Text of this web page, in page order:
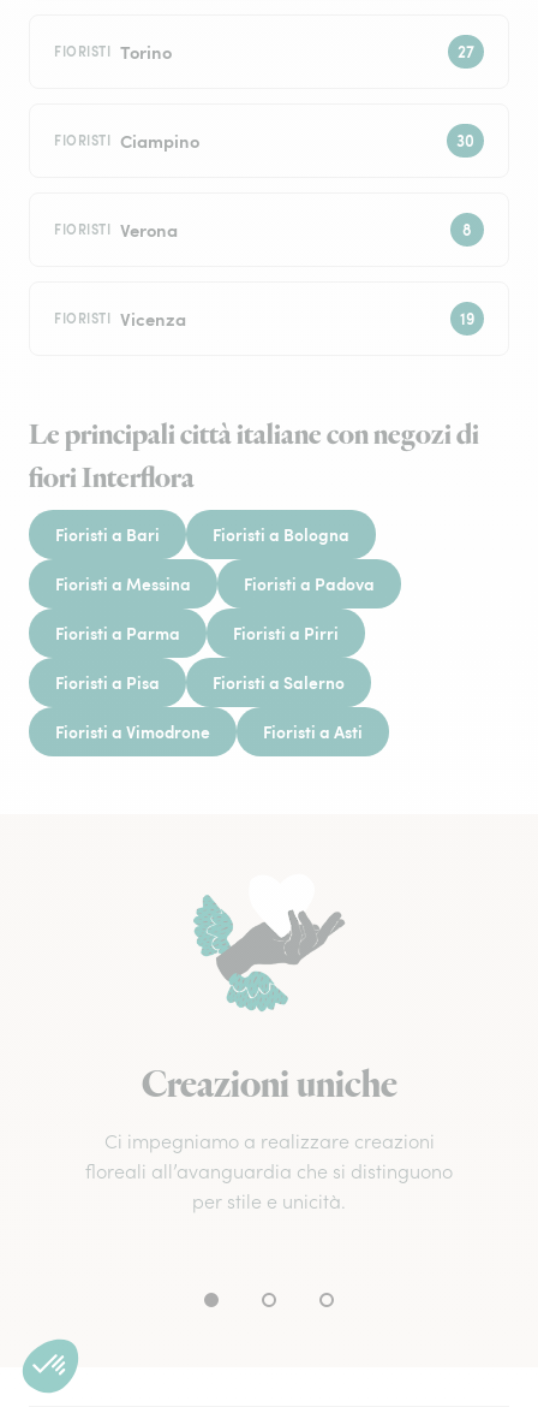
FIORISTI Torino
FIORISTI Ciampino
FIORISTI Verona
FIORISTI Vicenza
Le principali città italiane con negozi di
fiori Interflora
Fioristi a Bari Fioristi a Bologna
Fioristi a Messina Fioristi a Padova
Fioristi a Parma Fioristi a Pirri
Fioristi a Pisa Fioristi a Salerno
Fioristi a Vimodrone Fioristi a Asti
Creazioni uniche
Ci impegniamo a realizzare creazioni
floreali all’avanguardia che si distinguono
per stile e unicità.